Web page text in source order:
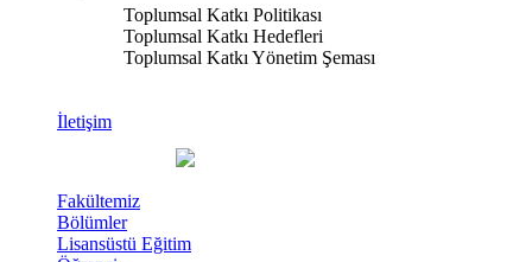
Toplumsal Katkı Politikası
Toplumsal Katkı Hedefleri
Toplumsal Katkı Yönetim Şeması
İletişim
Fakültemiz
Bölümler
Lisansüstü Eğitim